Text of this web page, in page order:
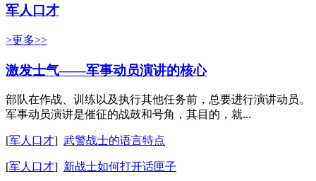
军人口才
>更多>>
激发士气——军事动员演讲的核心
部队在作战、训练以及执行其他任务前，总要进行演讲动员。
军事动员演讲是催征的战鼓和号角，其目的，就...
[军人口才] 武警战士的语言特点
[军人口才] 新战士如何打开话匣子